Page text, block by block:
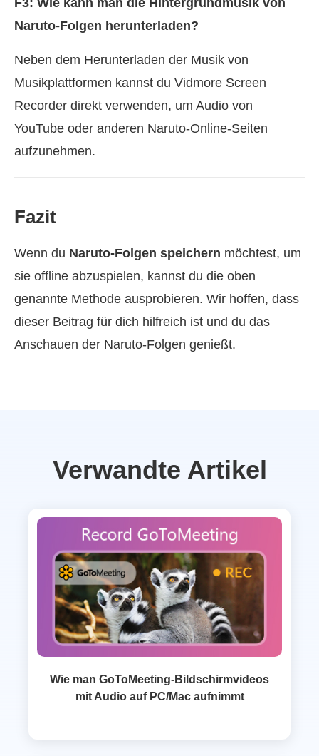
F3: Wie kann man die Hintergrundmusik von
Naruto-Folgen herunterladen?
Neben dem Herunterladen der Musik von
Musikplattformen kannst du Vidmore Screen
Recorder direkt verwenden, um Audio von
YouTube oder anderen Naruto-Online-Seiten
aufzunehmen.
Fazit
Wenn du Naruto-Folgen speichern möchtest, um
sie offline abzuspielen, kannst du die oben
genannte Methode ausprobieren. Wir hoffen, dass
dieser Beitrag für dich hilfreich ist und du das
Anschauen der Naruto-Folgen genießt.
Verwandte Artikel
Wie man GoToMeeting‑Bildschirmvideos
mit Audio auf PC/Mac aufnimmt